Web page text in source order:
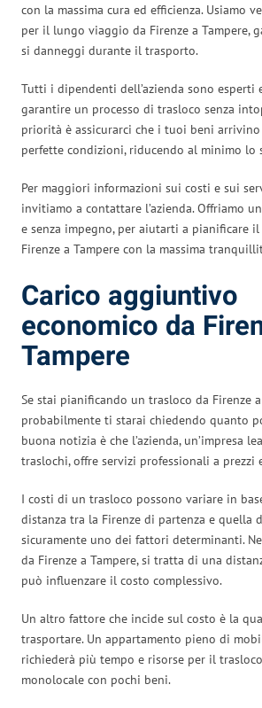
con la massima cura ed efficienza. Usiamo
per il lungo viaggio da Firenze a Tampere,
si danneggi durante il trasporto.
Tutti i dipendenti dell’azienda sono esperti
garantire un processo di trasloco senza
priorità è assicurarci che i tuoi beni
perfette condizioni, riducendo al minimo lo
Per maggiori informazioni sui costi e sui
invitiamo a contattare l’azienda. Offriamo
e senza impegno, per aiutarti a pianificare
Firenze a Tampere con la massima
Carico aggiuntivo
economico da
Tampere
Se stai pianificando un trasloco da Firenze a
probabilmente ti starai chiedendo quanto
buona notizia è che l’azienda, un’impresa
traslochi, offre servizi professionali a prezzi
I costi di un trasloco possono variare in
distanza tra la Firenze di partenza e quella
sicuramente uno dei fattori determinanti.
da Firenze a Tampere, si tratta di una
può influenzare il costo complessivo.
Un altro fattore che incide sul costo è la
trasportare. Un appartamento pieno di
richiederà più tempo e risorse per il
monolocale con pochi beni.